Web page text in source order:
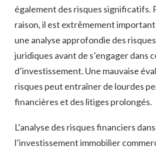
également des risques significatifs.
raison, il est extrêmement
une analyse⁢ approfondie des
juridiques avant ⁤de s’engager dans
d’investissement. Une mauvaise
risques⁣ peut entraîner de ⁤lourdes
financières et des ⁢litiges prolongés.
L’analyse des risques financiers⁤ dans
l’investissement immobilier